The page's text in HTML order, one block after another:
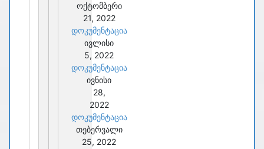
ოქტომბერი
21, 2022
დოკუმენტაცია
ივლისი
5, 2022
დოკუმენტაცია
ივნისი
28,
2022
დოკუმენტაცია
თებერვალი
25, 2022